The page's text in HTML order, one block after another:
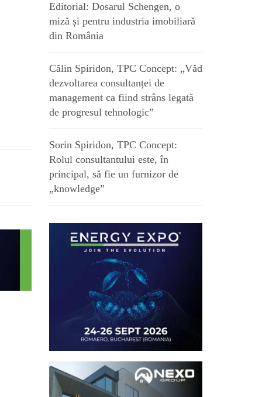
Editorial: Dosarul Schengen, o
miză și pentru industria imobiliară
din România
Călin Spiridon, TPC Concept: „Văd
dezvoltarea consultanței de
management ca fiind strâns legată
de progresul tehnologic”
Sorin Spiridon, TPC Concept:
Rolul consultantului este, în
principal, să fie un furnizor de
„knowledge”